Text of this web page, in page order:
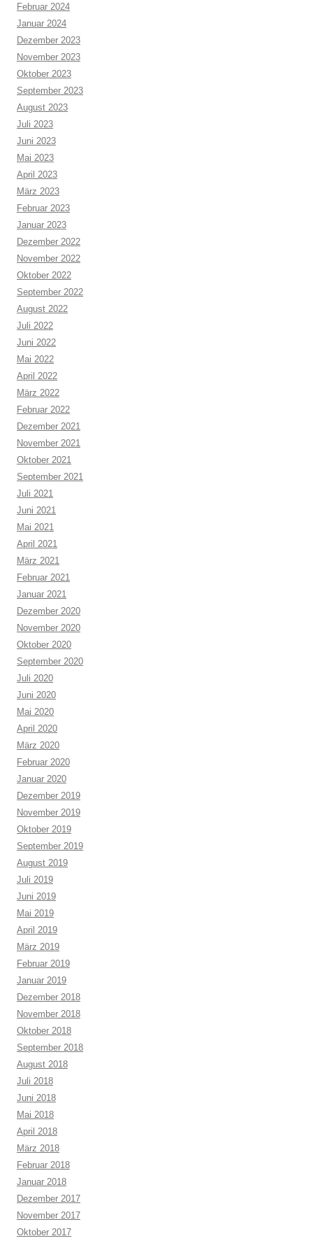
Februar 2024
Januar 2024
Dezember 2023
November 2023
Oktober 2023
September 2023
August 2023
Juli 2023
Juni 2023
Mai 2023
April 2023
März 2023
Februar 2023
Januar 2023
Dezember 2022
November 2022
Oktober 2022
September 2022
August 2022
Juli 2022
Juni 2022
Mai 2022
April 2022
März 2022
Februar 2022
Dezember 2021
November 2021
Oktober 2021
September 2021
Juli 2021
Juni 2021
Mai 2021
April 2021
März 2021
Februar 2021
Januar 2021
Dezember 2020
November 2020
Oktober 2020
September 2020
Juli 2020
Juni 2020
Mai 2020
April 2020
März 2020
Februar 2020
Januar 2020
Dezember 2019
November 2019
Oktober 2019
September 2019
August 2019
Juli 2019
Juni 2019
Mai 2019
April 2019
März 2019
Februar 2019
Januar 2019
Dezember 2018
November 2018
Oktober 2018
September 2018
August 2018
Juli 2018
Juni 2018
Mai 2018
April 2018
März 2018
Februar 2018
Januar 2018
Dezember 2017
November 2017
Oktober 2017